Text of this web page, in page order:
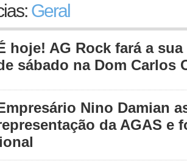
Geral
hoje! AG Rock fará a
sábado na Dom Carlos
Nino Damian
da AGAS e